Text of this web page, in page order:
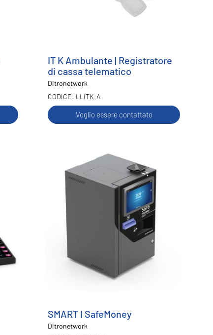
IT K Ambulante | Registratore
di cassa telematico
Ditronetwork
LLITK-A
Voglio essere contattato
SMART I SafeMoney
Ditronetwork